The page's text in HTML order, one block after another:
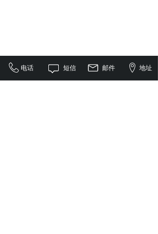
< 1 >
电话 短信 邮件 地址